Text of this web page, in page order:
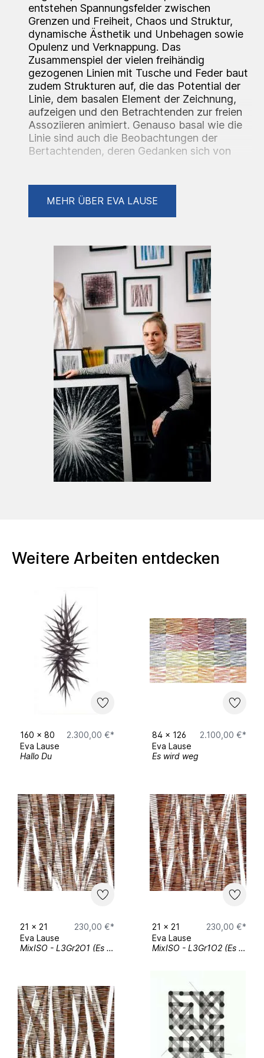
entstehen Spannungsfelder zwischen
Grenzen und Freiheit, Chaos und Struktur,
dynamische Ästhetik und Unbehagen sowie
Opulenz und Verknappung. Das
Zusammenspiel der vielen freihändig
gezogenen Linien mit Tusche und Feder baut
zudem Strukturen auf, die das Potential der
Linie, dem basalen Element der Zeichnung,
aufzeigen und den Betrachtenden zur freien
Assoziieren animiert. Genauso basal wie die
Linie sind auch die Beobachtungen der
Bertachtenden, deren Gedanken sich von
bewegen. Somit gelingt es der Künstlerin mit
ihren Zeichnungen das freie Denken
Zurzeit studiert sie an der Universität
Osnabrück den Bachelor of Arts, Zeichnung
bei Frank Gillich und arbeitet als
freischaffende Künstlerin, Kunstvermittlerin
sowie Kunstpädagogin und Kuratorin.
AUSBILDUNG
Frank Gillich, Osnabrück
AUSTELLUNGEN (Auswahl)
Einzelausstellung
„Die Schönheiten und ihre Begleiter" / März -
April 2025
Bierstraße 33
Gruppenausstellung
„SKM Community Ausstellung Feb. 2025- Vol.
IV” / Februar - April 2025
SKM Galerie
Karl-Heine Starße 85a
„3D´24“ / Dezember 2024 - Januar 2025
skulptur galerie
Bierstraße 2
49074 Osnabrück
MEHR ÜBER EVA LAUSE
Weitere Arbeiten entdecken
160 x 80
2.300,00 €*
Eva Lause
Hallo Du
84 x 126
2.100,00 €*
Eva Lause
Es wird weg
21 x 21
230,00 €*
Eva Lause
MixISO - L3Gr2O1 (Es wird blunt, aber klein)
21 x 21
230,00 €*
Eva Lause
MixISO - L3Gr1O2 (Es wird blunt, aber klein)